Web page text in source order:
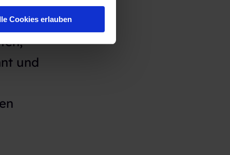
Cookies erlauben
und